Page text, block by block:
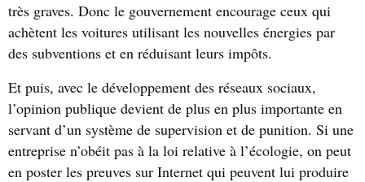
très graves. Donc le gouvernement encourage ceux qui
achètent les voitures utilisant les nouvelles énergies par
des subventions et en réduisant leurs impôts.
Et puis, avec le développement des réseaux sociaux,
l’opinion publique devient de plus en plus importante en
servant d’un système de supervision et de punition. Si une
entreprise n’obéit pas à la loi relative à l’écologie, on peut
en poster les preuves sur Internet qui peuvent lui produire